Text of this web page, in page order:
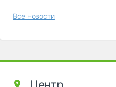
Все новости